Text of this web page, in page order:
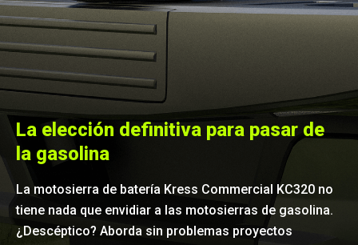
La elección definitiva para pasar de
la gasolina
La motosierra de batería Kress Commercial KC320 no
tiene nada que envidiar a las motosierras de gasolina.
¿Descéptico? Aborda sin problemas proyectos